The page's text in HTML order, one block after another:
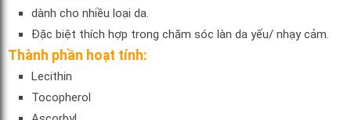
dành cho nhiều loại da.
Đặc biệt thích hợp trong chăm sóc làn da yếu/ nhạy cảm.
Thành phần hoạt tính:
Lecithin
Tocopherol